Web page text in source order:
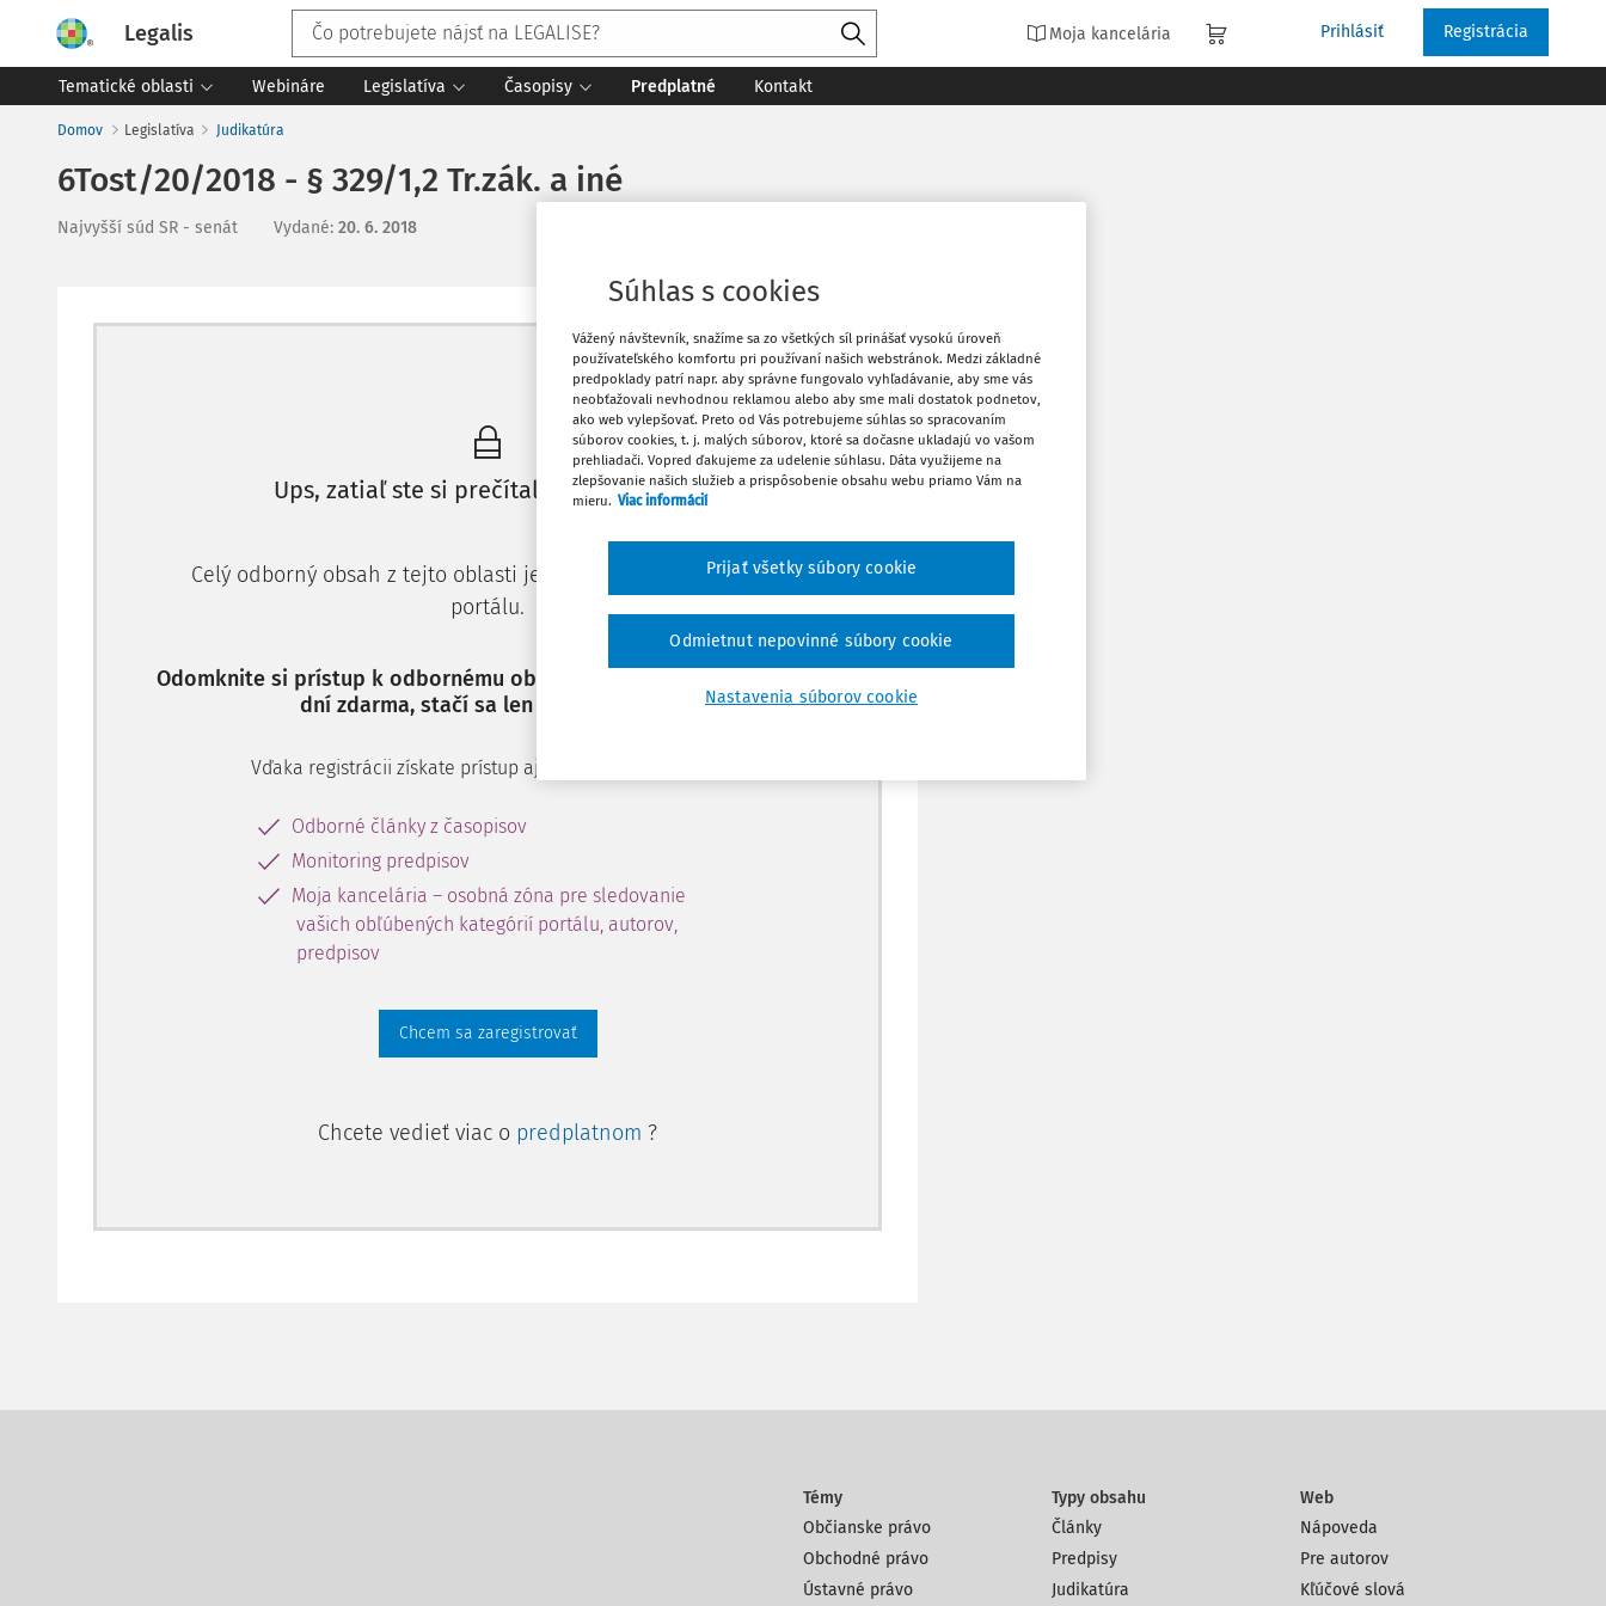
Legalis Moja kancelária Prihlásiť Registrácia
Tematické oblasti Webináre Legislatíva Časopisy Predplatné Kontakt
Domov Legislatíva Judikatúra
6Tost/20/2018 - § 329/1,2 Tr.zák. a iné
Najvyšší súd SR - senát Vydané: 20. 6. 2018
Máte predplatné? Prihláste sa
Ups, zatiaľ ste si prečítali len začiatok...
Celý odborný obsah z tejto oblasti je dostupný predplatiteľom
portálu.
Odomknite si prístup k odbornému obsahu a získajte prístup na 10
dní zdarma, stačí sa len zaregistrovať.
Vďaka registrácii získate prístup aj k vybranému obsahu:
Odborné články z časopisov
Monitoring predpisov
Moja kancelária – osobná zóna pre sledovanie
vašich obľúbených kategórií portálu, autorov,
predpisov
Chcem sa zaregistrovať
Chcete vedieť viac o predplatnom ?
Vytlačiť
Obľúbené
Stiahnuť
Témy
Občianske právo
Obchodné právo
Ústavné právo
Typy obsahu
Články
Predpisy
Judikatúra
Web
Nápoveda
Pre autorov
Kľúčové slová
Súhlas s cookies
Vážený návštevník, snažíme sa zo všetkých síl prinášať vysokú úroveň
používateľského komfortu pri používaní našich webstránok. Medzi základné
predpoklady patrí napr. aby správne fungovalo vyhľadávanie, aby sme vás
neobťažovali nevhodnou reklamou alebo aby sme mali dostatok podnetov,
ako web vylepšovať. Preto od Vás potrebujeme súhlas so spracovaním
súborov cookies, t. j. malých súborov, ktoré sa dočasne ukladajú vo vašom
prehliadači. Vopred ďakujeme za udelenie súhlasu. Dáta využijeme na
zlepšovanie našich služieb a prispôsobenie obsahu webu priamo Vám na
mieru. Viac informácií
Nastavenia súborov cookie
Odmietnut nepovinné súbory cookie
Prijať všetky súbory cookie